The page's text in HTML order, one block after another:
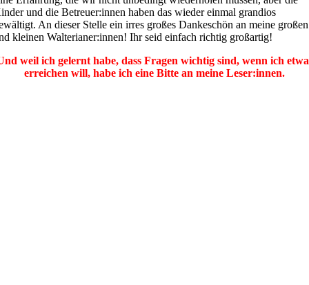
und die Betreuer:innen haben das wieder einmal grandios
An dieser Stelle ein irres großes Dankeschön an meine großen
kleinen Walterianer:innen! Ihr seid einfach richtig großartig!
weil ich gelernt habe, dass Fragen wichtig sind, wenn ich
erreichen will, habe ich eine Bitte an meine Leser:innen.